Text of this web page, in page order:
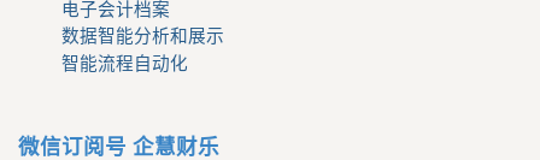
电子会计档案
数据智能分析和展示
智能流程自动化
微信订阅号 企慧财乐